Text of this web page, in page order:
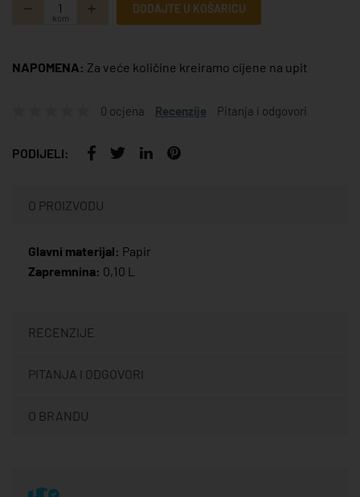
kom
DODAJTE U KOŠARICU
NAPOMENA: Za veće količine kreiramo cijene na upit
0 ocjena Recenzije Pitanja i odgovori
PODIJELI:
O PROIZVODU
Glavni materijal: Papir
Zapremnina: 0,10 L
RECENZIJE
PITANJA I ODGOVORI
O BRANDU